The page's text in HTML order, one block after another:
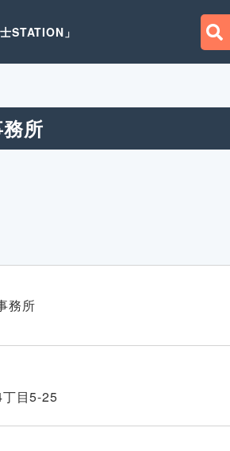
STATION」
所
務所
目5-25